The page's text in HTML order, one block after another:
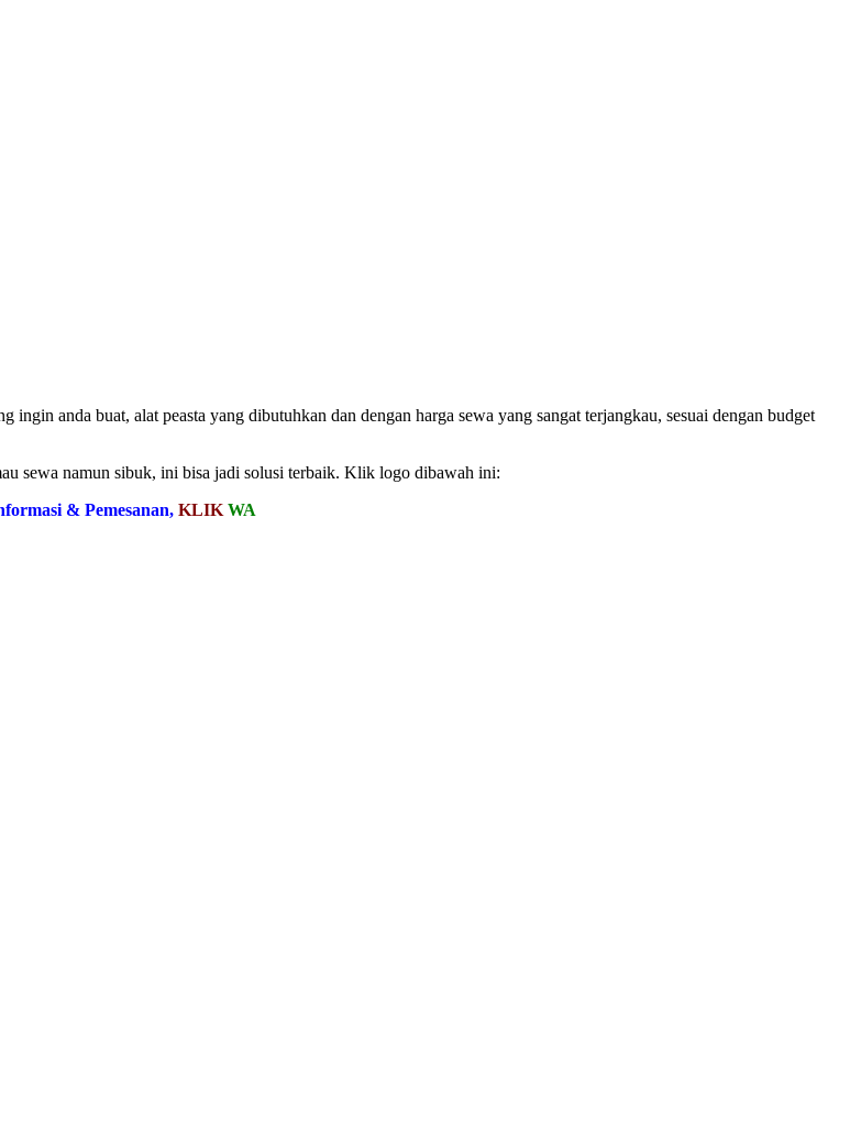
anda buat, alat peasta yang dibutuhkan dan dengan harga sewa yang sangat terjangkau, sesuai dengan budget
sewa namun sibuk, ini bisa jadi solusi terbaik. Klik logo dibawah ini:
& Pemesanan, KLIK WA